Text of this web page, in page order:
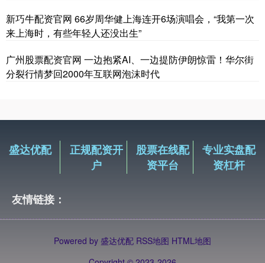
新巧牛配资官网 66岁周华健上海连开6场演唱会，“我第一次
来上海时，有些年轻人还没出生”
广州股票配资官网 一边抱紧AI、一边提防伊朗惊雷！华尔街
分裂行情梦回2000年互联网泡沫时代
盛达优配
正规配资开
户
股票在线配
资平台
专业实盘配
资杠杆
友情链接：
Powered by 盛达优配 RSS地图 HTML地图